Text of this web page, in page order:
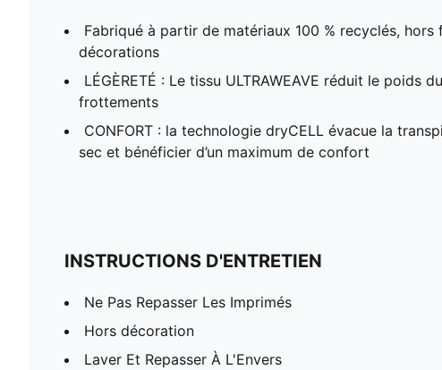
Fabriqué à partir de matériaux 100 % recyclés, hors
décorations
LÉGÈRETÉ : Le tissu ULTRAWEAVE réduit le poids
frottements
CONFORT : la technologie dryCELL évacue la
sec et bénéficier d’un maximum de confort
INSTRUCTIONS D'ENTRETIEN
Ne Pas Repasser Les Imprimés
Hors décoration
Laver Et Repasser À L'Envers